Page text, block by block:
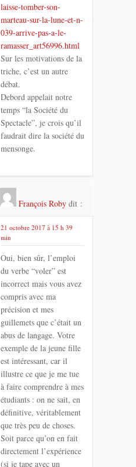
laisse-tomber-son-
marteau-sur-la-lune-et-n-
039-arrive-pas-a-le-
ramasser_art56996.html
Sur les motivations de la
triche, c’est un autre
débat.
Debord appelait notre
temps “la Société du
Spectacle”, je crois qu’il
faudrait dire la société du
mensonge.
François Roby dit :
21 octobre 2017 à 15 h 39
min
Oui, bien sûr, l’emploi
du verbe “voler” est
incorrect mais vous avez
compris avec ma
précision et mes
guillemets que c’était un
abus de langage. Votre
exemple de la jeune fille
est intéressant, car il
illustre ce que je me tue
à faire comprendre à mes
étudiants : on ne sait, en
définitive, véritablement
que très peu de choses.
Soit parce qu’on en fait
directement l’expérience
(si je tape avec un